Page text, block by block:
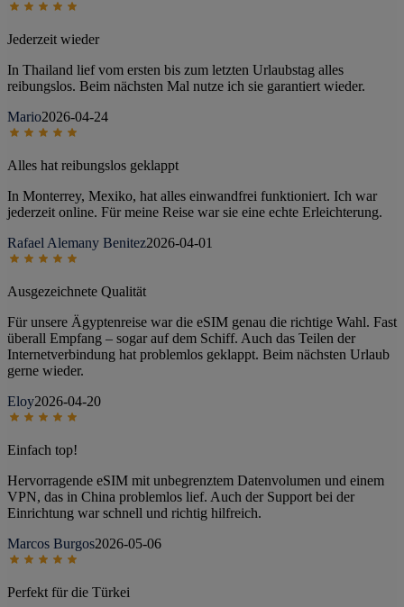
Jederzeit wieder
In Thailand lief vom ersten bis zum letzten Urlaubstag alles
reibungslos. Beim nächsten Mal nutze ich sie garantiert wieder.
Mario2026-04-24
Alles hat reibungslos geklappt
In Monterrey, Mexiko, hat alles einwandfrei funktioniert. Ich war
jederzeit online. Für meine Reise war sie eine echte Erleichterung.
Rafael Alemany Benitez2026-04-01
Ausgezeichnete Qualität
Für unsere Ägyptenreise war die eSIM genau die richtige Wahl. Fast
überall Empfang – sogar auf dem Schiff. Auch das Teilen der
Internetverbindung hat problemlos geklappt. Beim nächsten Urlaub
gerne wieder.
Eloy2026-04-20
Einfach top!
Hervorragende eSIM mit unbegrenztem Datenvolumen und einem
VPN, das in China problemlos lief. Auch der Support bei der
Einrichtung war schnell und richtig hilfreich.
Marcos Burgos2026-05-06
Perfekt für die Türkei